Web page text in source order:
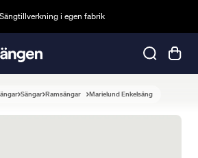
Sängtillverkning i egen fabrik
Sängar Ramsängar Marielund Enkelsäng